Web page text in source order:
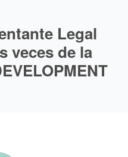
Legal
veces de la